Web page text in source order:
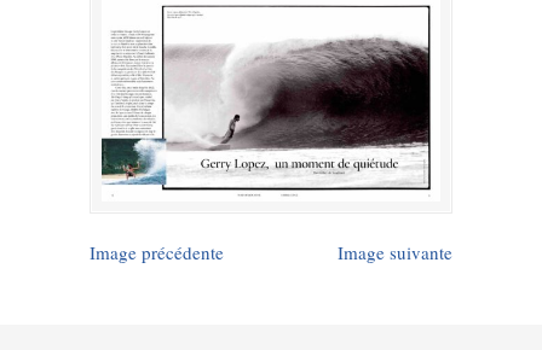
Image précédente Image suivante